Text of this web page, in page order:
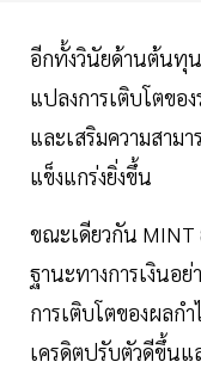
อีกทั้งวินัยด้านต้นทุน
แปลงการเติบโตขอ
และเสริมความสาม
แข็งแกร่งยิ่งขึ้น
ขณะเดียวกัน MINT
ฐานะทางการเงินอ
การเติบโตของผลก
เครดิตปรับตัวดีขึ้นแ